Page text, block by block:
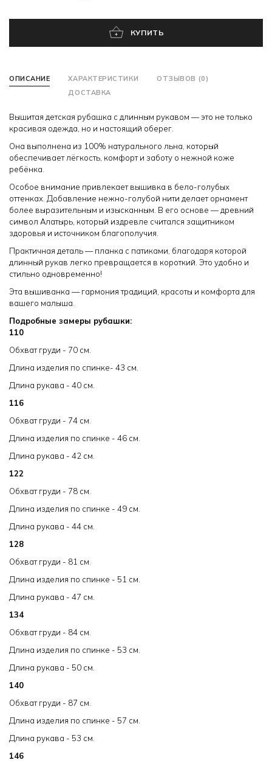
КУПИТЬ
ОПИСАНИЕ ХАРАКТЕРИСТИКИ
ОТЗЫВОВ (0)
ДОСТАВКА
Вышитая детская рубашка с длинным рукавом — это не только
красивая одежда, но и настоящий оберег.
Она выполнена из 100% натурального льна, который
обеспечивает лёгкость, комфорт и заботу о нежной коже
ребёнка.
Особое внимание привлекает вышивка в бело-голубых
оттенках. Добавление нежно-голубой нити делает орнамент
более выразительным и изысканным. В его основе — древний
символ Алатырь, который издревле считался защитником
здоровья и источником благополучия.
Практичная деталь — планка с патиками, благодаря которой
длинный рукав легко превращается в короткий. Это удобно и
стильно одновременно!
Эта вышиванка — гармония традиций, красоты и комфорта для
вашего малыша.
Подробные замеры рубашки:
110
Обхват груди - 70 см.
Длина изделия по спинке- 43 см.
Длина рукава - 40 см.
116
Обхват груди - 74 см.
Длина изделия по спинке - 46 см.
Длина рукава - 42 см.
122
Обхват груди - 78 см.
Длина изделия по спинке - 49 см.
Длина рукава - 44 см.
128
Обхват груди - 81 см.
Длина изделия по спинке - 51 см.
Длина рукава - 47 см.
134
Обхват груди - 84 см.
Длина изделия по спинке - 53 см.
Длина рукава - 50 см.
140
Обхват груди - 87 см.
Длина изделия по спинке - 57 см.
Длина рукава - 53 см.
146